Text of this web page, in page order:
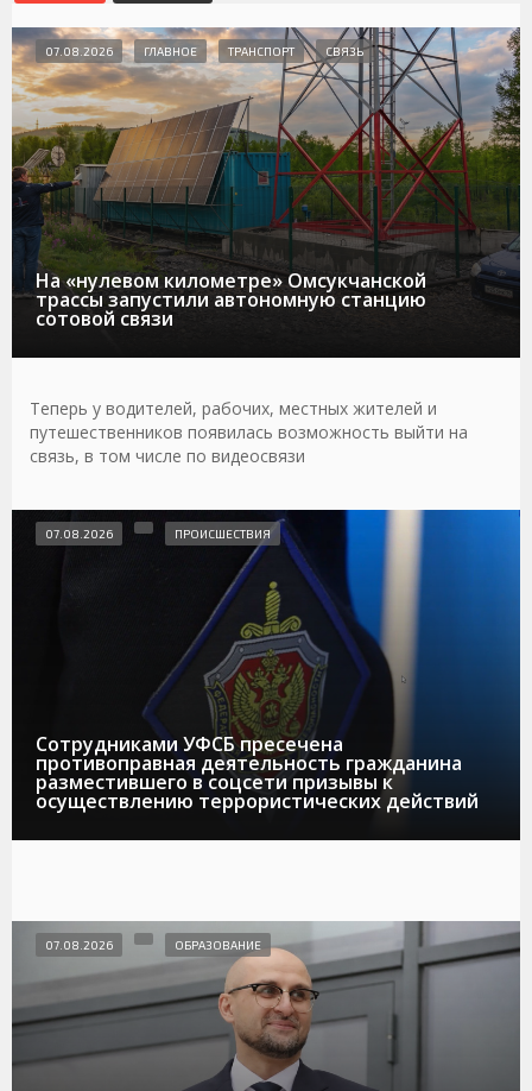
На «нулевом километре» Омсукчанской
трассы запустили автономную станцию
сотовой связи
07.08.2026 ГЛАВНОЕ ТРАНСПОРТ СВЯЗЬ
Теперь у водителей, рабочих, местных жителей и
путешественников появилась возможность выйти на
связь, в том числе по видеосвязи
Сотрудниками УФСБ пресечена
противоправная деятельность гражданина
разместившего в соцсети призывы к
осуществлению террористических действий
07.08.2026 ПРОИСШЕСТВИЯ
07.08.2026 ОБРАЗОВАНИЕ